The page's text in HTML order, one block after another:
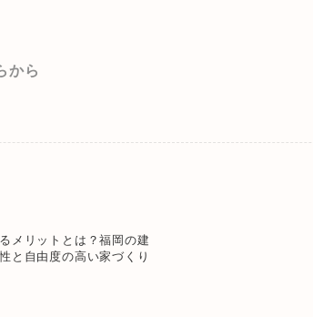
から
メリットとは？福岡の建
と自由度の高い家づくり